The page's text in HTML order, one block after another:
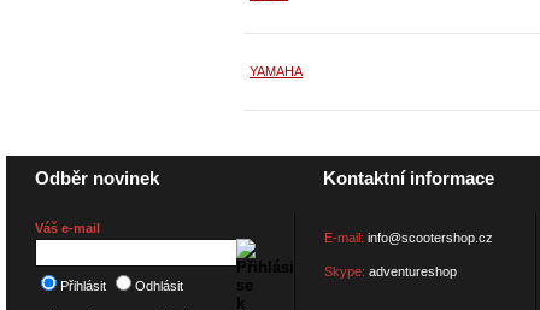
YAMAHA
Odběr novinek
Váš e-mail
Přihlásit Odhlásit
Kontaktní informace
E-mail: info@scootershop.cz
Skype: adventureshop